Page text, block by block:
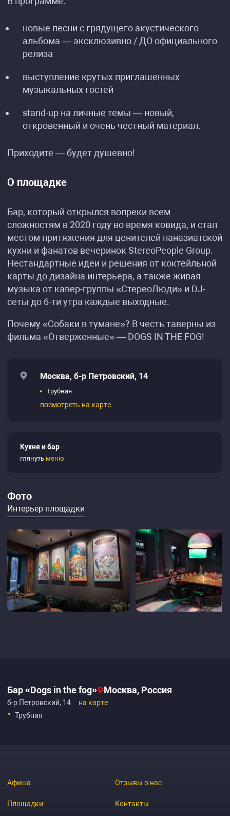
новые песни с грядущего акустического
альбома — эксклюзивно / ДО официального
релиза
выступление крутых приглашенных
музыкальных гостей
stand-up на личные темы — новый,
откровенный и очень честный материал.
Приходите — будет душевно!
О площадке
Бар, который открылся вопреки всем
сложностям в 2020 году во время ковида, и стал
местом притяжения для ценителей паназиатской
кухни и фанатов вечеринок StereoPeople Group.
Нестандартные идеи и решения от коктейльной
карты до дизайна интерьера, а также живая
музыка от кавер-группы «СтереоЛюди» и DJ-
сеты до 6-ти утра каждые выходные.
Почему «Собаки в тумане»? В честь таверны из
фильма «Отверженные» — DOGS IN THE FOG!
Москва, б-р Петровский, 14
Трубная
посмотреть на карте
Кухня и бар
глянуть меню
Фото
Интерьер площадки
Бар «Dogs in the fog» Москва, Россия
б-р Петровский, 14
на карте
Трубная
Афиша
Площадки
Отзывы о нас
Контакты